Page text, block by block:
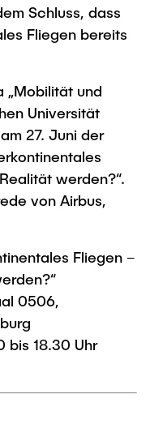
Schluss, dass
Fliegen bereits
„Mobilität und
Universität
27. Juni der
werden?“.
von Airbus,
Fliegen –
0506,
bis 18.30 Uhr